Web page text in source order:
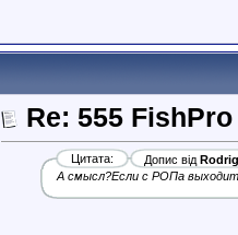
Re: 555 FishPro
Цитата: Допис від
А смысл?Если с РОПа